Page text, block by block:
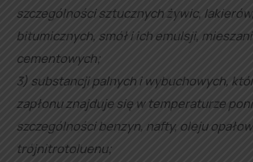
szczególności sztucznych żywic,
bitumicznych, smół i ich emulsji,
cementowych;
3) substancji palnych i wybuchowych,
zapłonu znajduje się w temperaturze
szczególności benzyn, nafty, oleju
trójnitrotoluenu;